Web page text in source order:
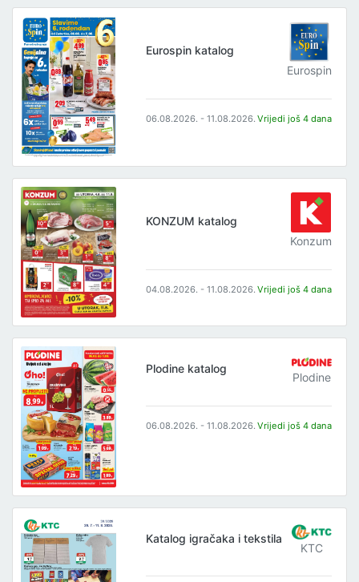
Eurospin katalog
Eurospin
06.08.2026. - 11.08.2026. Vrijedi još 4 dana
KONZUM katalog
Konzum
04.08.2026. - 11.08.2026. Vrijedi još 4 dana
Plodine katalog
Plodine
06.08.2026. - 11.08.2026. Vrijedi još 4 dana
Katalog igračaka i tekstila
KTC